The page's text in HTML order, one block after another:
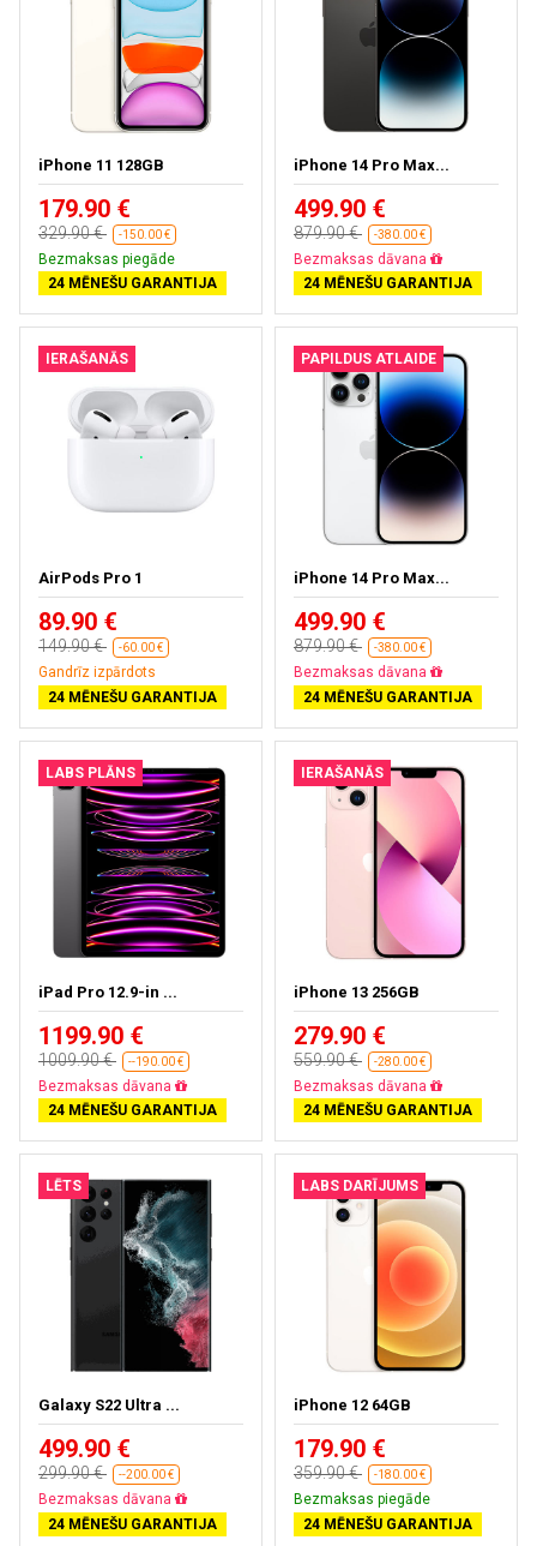
iPhone 11 128GB
179.90 €
329.90 € -150.00 €
Bezmaksas piegāde
24 MĒNEŠU GARANTIJA
iPhone 14 Pro Max...
499.90 €
879.90 € -380.00 €
Bezmaksas dāvana
24 MĒNEŠU GARANTIJA
IERAŠANĀS
AirPods Pro 1
89.90 €
149.90 € -60.00 €
Gandrīz izpārdots
24 MĒNEŠU GARANTIJA
PAPILDUS ATLAIDE
iPhone 14 Pro Max...
499.90 €
879.90 € -380.00 €
Bezmaksas dāvana
24 MĒNEŠU GARANTIJA
LABS PLĀNS
iPad Pro 12.9-in ...
1199.90 €
1009.90 € --190.00 €
Bezmaksas dāvana
24 MĒNEŠU GARANTIJA
IERAŠANĀS
iPhone 13 256GB
279.90 €
559.90 € -280.00 €
Bezmaksas dāvana
24 MĒNEŠU GARANTIJA
LĒTS
Galaxy S22 Ultra ...
499.90 €
299.90 € --200.00 €
Bezmaksas dāvana
24 MĒNEŠU GARANTIJA
LABS DARĪJUMS
iPhone 12 64GB
179.90 €
359.90 € -180.00 €
Bezmaksas piegāde
24 MĒNEŠU GARANTIJA